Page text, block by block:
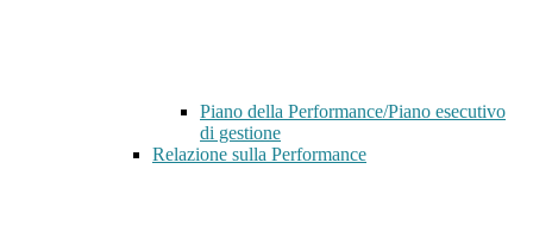
Piano della Performance/Piano esecutivo
di gestione
Relazione sulla Performance